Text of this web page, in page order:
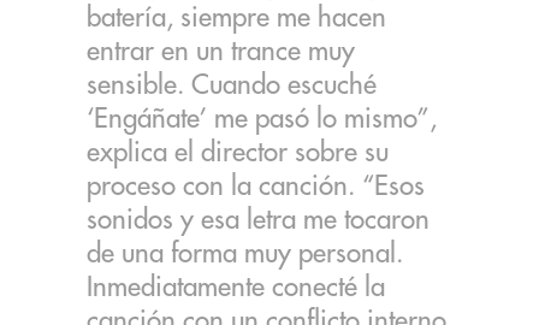
batería, siempre me hacen
entrar en un trance muy
sensible. Cuando escuché
‘Engáñate’ me pasó lo mismo”,
explica el director sobre su
proceso con la canción. “Esos
sonidos y esa letra me tocaron
de una forma muy personal.
Inmediatamente conecté la